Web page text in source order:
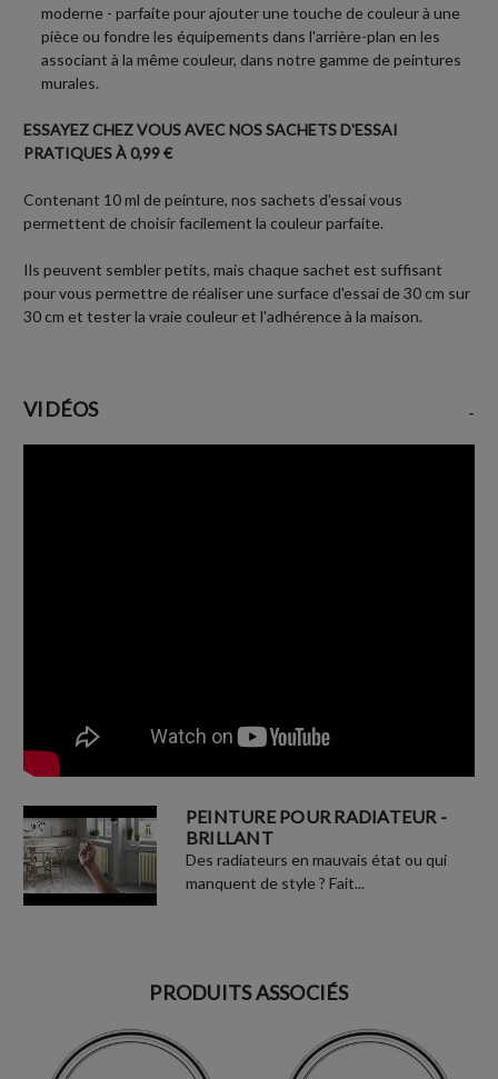
moderne - parfaite pour ajouter une touche de couleur à une
pièce ou fondre les équipements dans l'arrière-plan en les
associant à la même couleur, dans notre gamme de peintures
murales.
ESSAYEZ CHEZ VOUS AVEC NOS SACHETS D'ESSAI
PRATIQUES À 0,99 €
Contenant 10 ml de peinture, nos sachets d'essai vous
permettent de choisir facilement la couleur parfaite.
Ils peuvent sembler petits, mais chaque sachet est suffisant
pour vous permettre de réaliser une surface d'essai de 30 cm sur
30 cm et tester la vraie couleur et l'adhérence à la maison.
VIDÉOS -
PEINTURE POUR RADIATEUR -
BRILLANT
Des radiateurs en mauvais état ou qui
manquent de style ? Fait...
PRODUITS ASSOCIÉS